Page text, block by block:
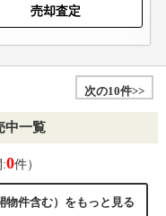
売却査定
次の10件>>
中一覧
:0件）
物件含む）をもっと見る